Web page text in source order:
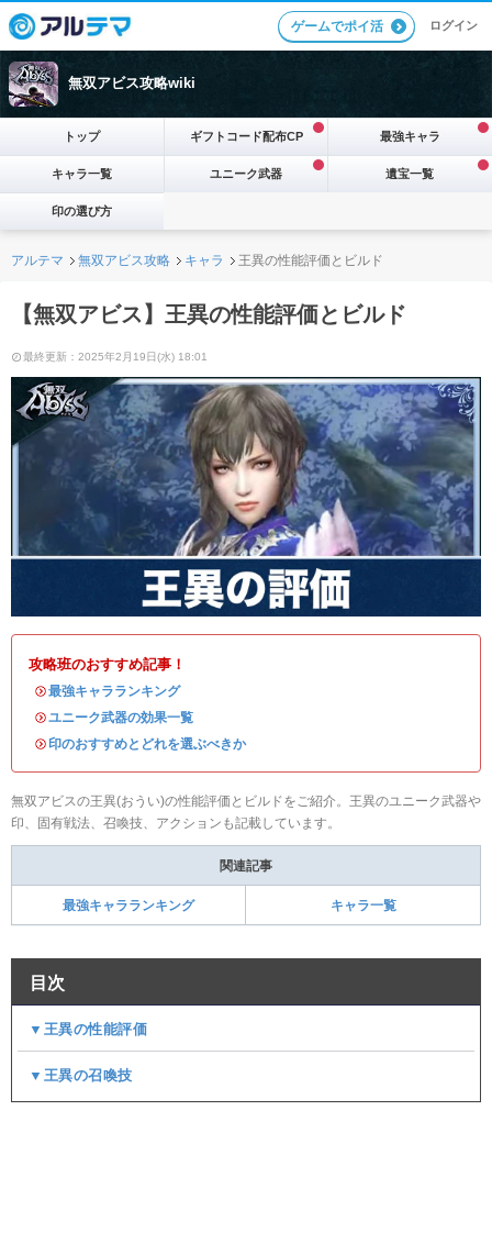
ゲームでポイ活 ログイン
無双アビス攻略wiki
トップ ギフトコード配布CP 最強キャラ
キャラ一覧 ユニーク武器 遺宝一覧
印の選び方
アルテマ 無双アビス攻略 キャラ 王異の性能評価とビルド
【無双アビス】王異の性能評価とビルド
最終更新：2025年2月19日(水) 18:01
攻略班のおすすめ記事！
・最強キャラランキング
・ユニーク武器の効果一覧
・印のおすすめとどれを選ぶべきか
無双アビスの王異(おうい)の性能評価とビルドをご紹介。王異のユニーク武器や
印、固有戦法、召喚技、アクションも記載しています。
関連記事
最強キャラランキング キャラ一覧
目次
▼王異の性能評価
▼王異の召喚技